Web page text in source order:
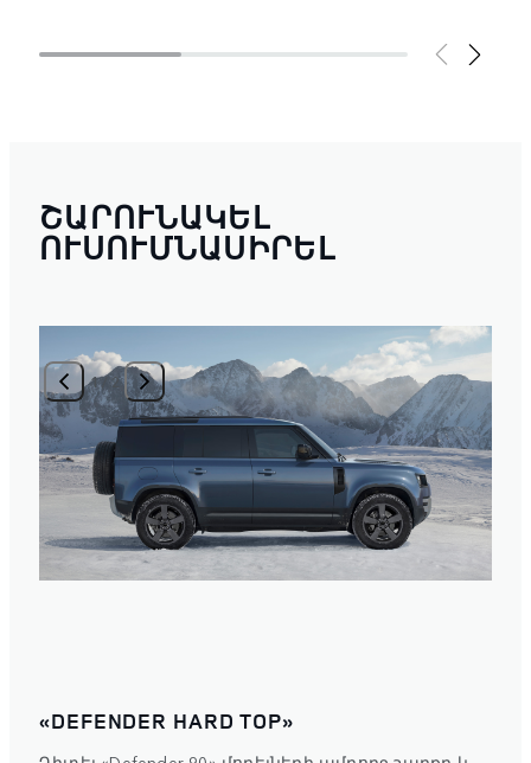
ՇԱՐՈՒՆԱԿԵԼ
ՈՒՍՈՒՄՆԱՍԻՐԵԼ
1/2
«DEFENDER HARD TOP»